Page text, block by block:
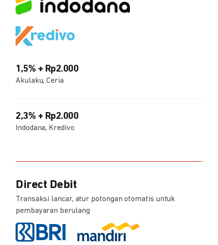
1,5% + Rp2.000
Akulaku, Ceria
2,3% + Rp2.000
Indodana, Kredivo
Direct Debit
Transaksi lancar, atur potongan otomatis untuk
pembayaran berulang